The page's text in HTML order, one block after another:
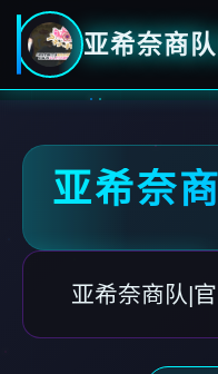
亚希奈商
亚希奈
亚希奈商队|